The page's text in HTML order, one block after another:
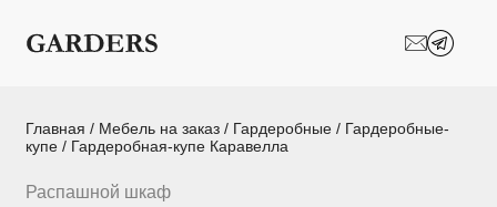
Шкафы-купе
Межкомнатные
Главная / Мебель на заказ / Гардеробные / Гардеробные-
купе / Гардеробная-купе Каравелла
Распашной шкаф